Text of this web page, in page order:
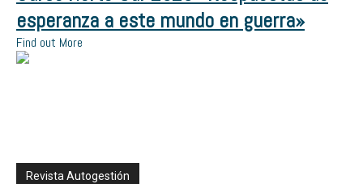
esperanza a este mundo en guerra»
Find out More
Revista Autogestión